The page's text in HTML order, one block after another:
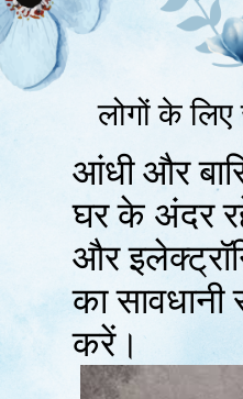
लोगों के
आंधी और
घर के अंदर
और
का
करें।